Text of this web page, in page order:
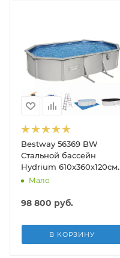
Bestway 56369 BW
Стальной бассейн
Hydrium 610х360х120см,
19929л, песч.фил.-нас
подст.
Мало
98 800 руб.
В КОРЗИНУ